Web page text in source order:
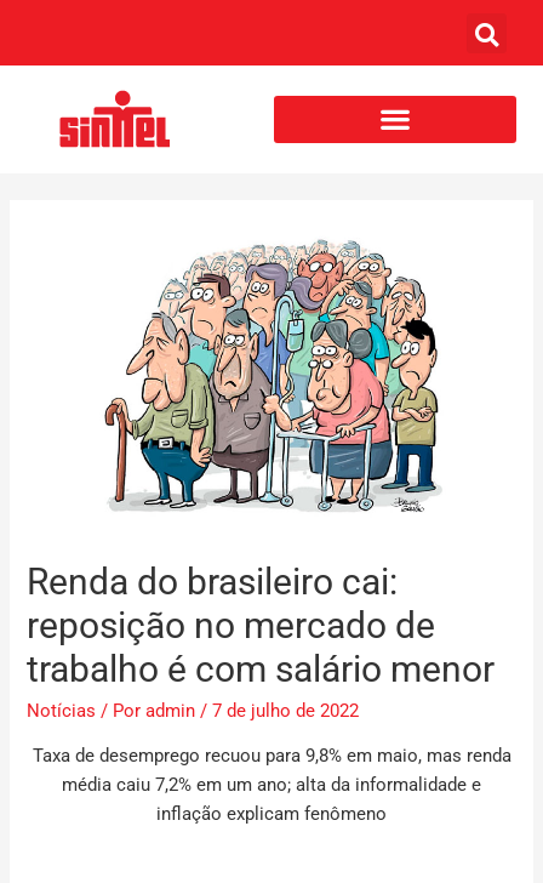
Renda do brasileiro cai:
reposição no mercado de
trabalho é com salário menor
Notícias / Poradmin /7 de julho de 2022
Taxa de desemprego recuou para 9,8% em maio, mas renda
média caiu 7,2% em um ano; alta da informalidade e
inflação explicam fenômeno